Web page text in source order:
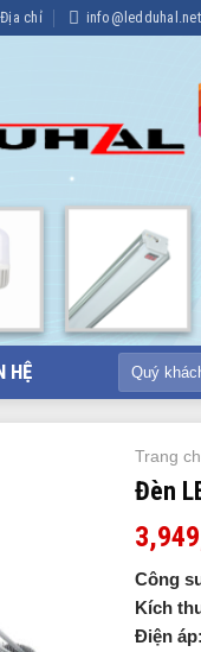
Địa chỉ info@ledduhal.net
HỆ
Tìm
kiếm:
Trang
Đèn
Công
Kích
Điện áp: